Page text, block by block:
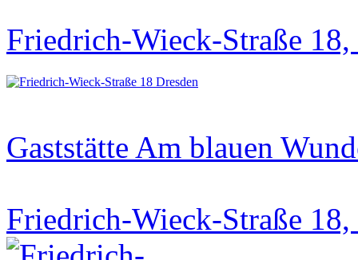
Friedrich-Wieck-Straße 18,
Gaststätte Am blauen
Friedrich-Wieck-Straße 18,